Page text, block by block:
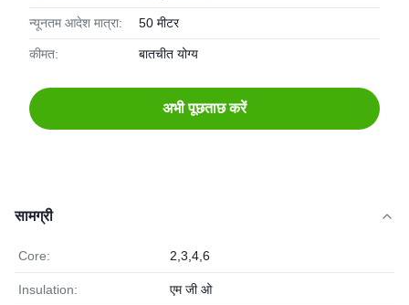
न्यूनतम आदेश मात्रा: 50 मीटर
कीमत: बातचीत योग्य
अभी पूछताछ करें
सामग्री
Core: 2,3,4,6
Insulation: एम जी ओ